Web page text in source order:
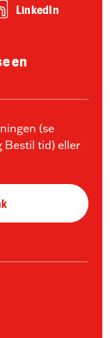
LinkedIn
en
(se
tid) eller